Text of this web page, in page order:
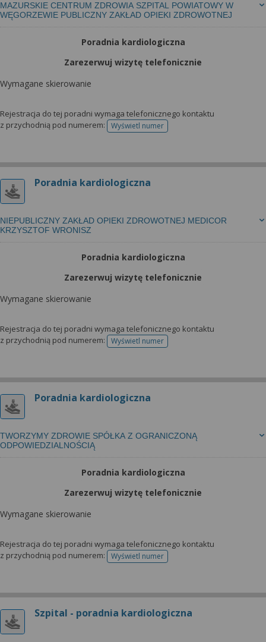
MAZURSKIE CENTRUM ZDROWIA SZPITAL POWIATOWY W
WĘGORZEWIE PUBLICZNY ZAKŁAD OPIEKI ZDROWOTNEJ
Poradnia kardiologiczna
Zarezerwuj wizytę telefonicznie
Wymagane skierowanie
Rejestracja do tej poradni wymaga telefonicznego kontaktu
z przychodnią pod numerem:
Wyświetl numertelefonu do rejestracji
Poradnia kardiologiczna
NIEPUBLICZNY ZAKŁAD OPIEKI ZDROWOTNEJ MEDICOR
KRZYSZTOF WRONISZ
Poradnia kardiologiczna
Zarezerwuj wizytę telefonicznie
Wymagane skierowanie
Rejestracja do tej poradni wymaga telefonicznego kontaktu
z przychodnią pod numerem:
Wyświetl numertelefonu do rejestracji
Poradnia kardiologiczna
TWORZYMY ZDROWIE SPÓŁKA Z OGRANICZONĄ
ODPOWIEDZIALNOŚCIĄ
Poradnia kardiologiczna
Zarezerwuj wizytę telefonicznie
Wymagane skierowanie
Rejestracja do tej poradni wymaga telefonicznego kontaktu
z przychodnią pod numerem:
Wyświetl numertelefonu do rejestracji
Szpital - poradnia kardiologiczna